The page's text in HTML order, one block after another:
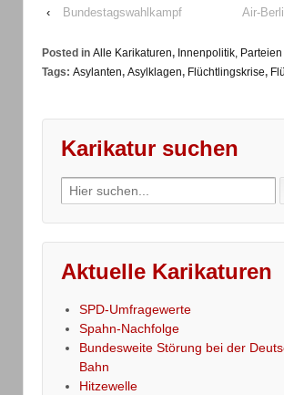
‹ Bundestagswahlkampf Air-
Posted in Alle Karikaturen, Innenpolitik, Parteien
Tags: Asylanten, Asylklagen, Flüchtlingskrise,
Karikatur suchen
Search
for:
Aktuelle Karikaturen
SPD-Umfragewerte
Spahn-Nachfolge
Bundesweite Störung bei der
Bahn
Hitzewelle